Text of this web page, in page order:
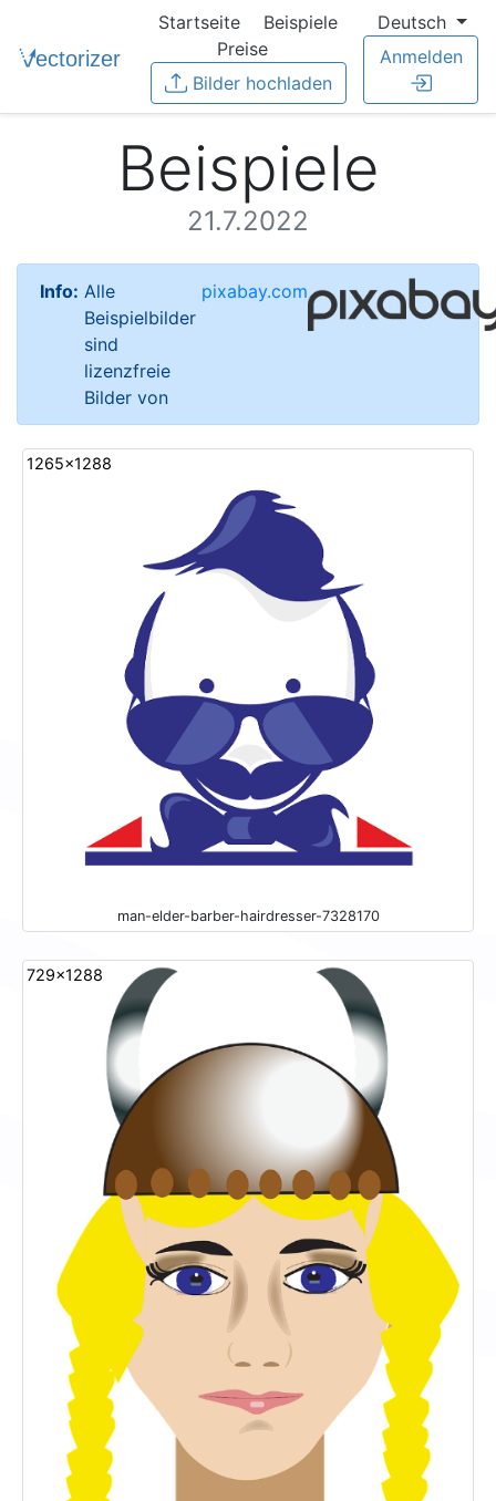
Startseite
Beispiele
Preise
Bilder hochladen
Deutsch
Anmelden
Beispiele
21.7.2022
Info: Alle
Beispielbilder
sind
lizenzfreie
Bilder von
pixabay.com
1265x1288
man-elder-barber-hairdresser-7328170
729x1288